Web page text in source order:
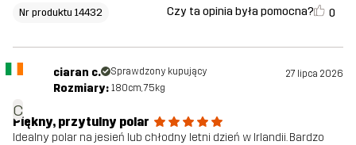
Nr produktu 14432 Czy ta opinia była pomocna? 0
c
ciaran c. Sprawdzony kupujący 27 lipca 2026
Rozmiary: 180cm, 75kg
Piękny, przytulny polar
Idealny polar na jesień lub chłodny letni dzień w Irlandii. Bardzo